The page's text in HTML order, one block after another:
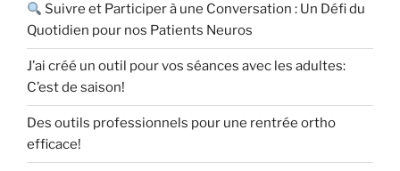
Suivre et Participer à une Conversation : Un Défi du
Quotidien pour nos Patients Neuros
J’ai créé un outil pour vos séances avec les adultes:
C’est de saison!
Des outils professionnels pour une rentrée ortho
efficace!